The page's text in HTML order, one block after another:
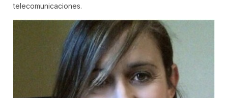
telecomunicaciones.